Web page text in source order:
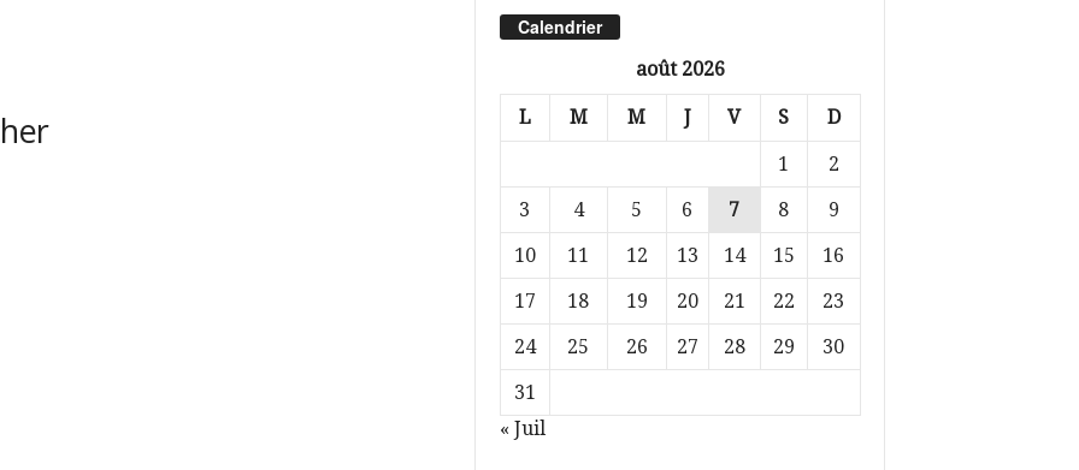
Calendrier
août 2026
L M M J V S D
1
2
3
4 5 6 7 8
9
10
11 12 13 14 15
16
17
18 19 20 21 22
23
24
25 26 27 28 29
30
31
« Juil